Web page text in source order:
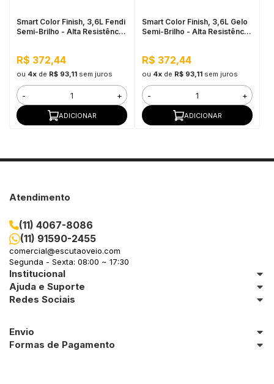
Smart Color Finish, 3,6L Fendi
Semi-Brilho - Alta Resistência
R$ 372,44
ou 4xde R$ 93,11 sem juros
- +
ADICIONAR
Smart Color Finish, 3,6L Gelo
Semi-Brilho - Alta Resistência
R$ 372,44
ou 4xde R$ 93,11 sem juros
- +
ADICIONAR
Atendimento
(11) 4067-8086
(11) 91590-2455
comercial@escutaoveio.com
Segunda - Sexta: 08:00 ~ 17:30
Institucional
Ajuda e Suporte
Redes Sociais
Envio
Formas de Pagamento